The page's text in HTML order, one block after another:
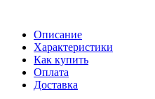
Описание
Характеристики
Как купить
Оплата
Доставка